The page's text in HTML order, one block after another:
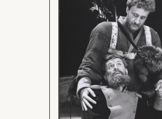
Szmidt
Hawryłowicz,
Krzysztof
Gosztyła
-